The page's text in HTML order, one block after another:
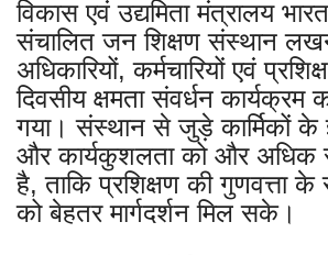
विकास एवं उद्यमिता मंत्रालय भारत
संचालित जन शिक्षण संस्थान
अधिकारियों, कर्मचारियों एवं
दिवसीय क्षमता संवर्धन
गया। संस्थान से जुड़े कार्मिकों के
और कार्यकुशलता को और अधिक
है, ताकि प्रशिक्षण की गुणवत्ता के
को बेहतर मार्गदर्शन मिल सके।